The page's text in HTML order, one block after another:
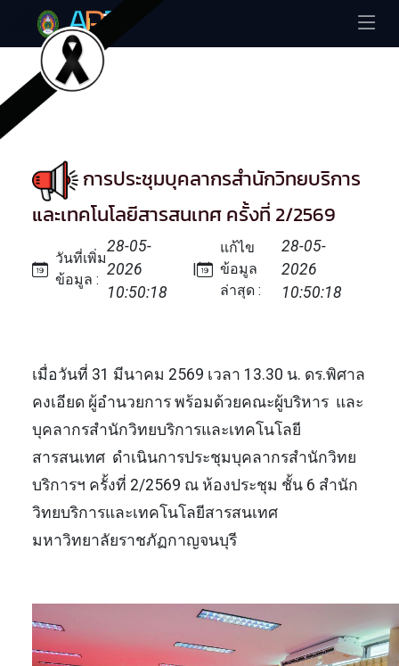
การประชุมบุคลากรสำนักวิทยบริการ
และเทคโนโลยีสารสนเทศ ครั้งที่ 2/2569
วันที่เพิ่ม
ข้อมูล :
28-05-
2026
10:50:18
|
แก้ไข
ข้อมูล
ล่าสุด :
28-05-
2026
10:50:18
เมื่อวันที่ 31 มีนาคม 2569 เวลา 13.30 น. ดร.พิศาล
คงเอียด ผู้อำนวยการ พร้อมด้วยคณะผู้บริหาร และ
บุคลากรสำนักวิทยบริการและเทคโนโลยี
สารสนเทศ ดำเนินการประชุมบุคลากรสำนักวิทย
บริการฯ ครั้งที่ 2/2569 ณ ห้องประชุม ชั้น 6 สำนัก
วิทยบริการและเทคโนโลยีสารสนเทศ
มหาวิทยาลัยราชภัฏกาญจนบุรี